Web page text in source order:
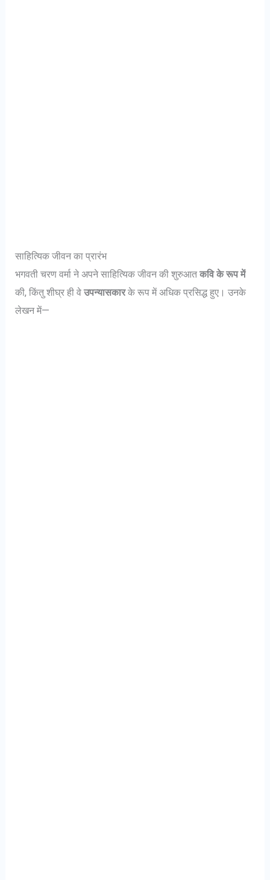
साहित्यिक जीवन का प्रारंभ
भगवती चरण वर्मा ने अपने साहित्यिक जीवन की शुरुआतकवि के रूप में
की, किंतु शीघ्र ही वेउपन्यासकारके रूप में अधिक प्रसिद्ध हुए। उनके
लेखन में—